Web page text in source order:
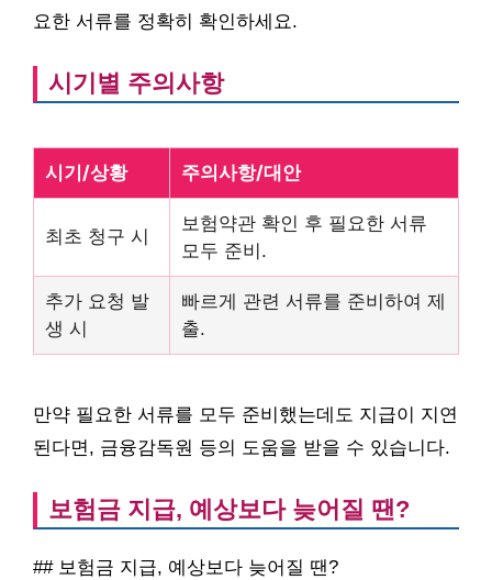
요한 서류를 정확히 확인하세요.
시기별 주의사항
시기/상황 주의사항/대안
최초 청구 시
보험약관 확인 후 필요한 서류
모두 준비.
추가 요청 발
생 시
빠르게 관련 서류를 준비하여 제
출.
만약 필요한 서류를 모두 준비했는데도 지급이 지연
된다면, 금융감독원 등의 도움을 받을 수 있습니다.
보험금 지급, 예상보다 늦어질 땐?
## 보험금 지급, 예상보다 늦어질 땐?